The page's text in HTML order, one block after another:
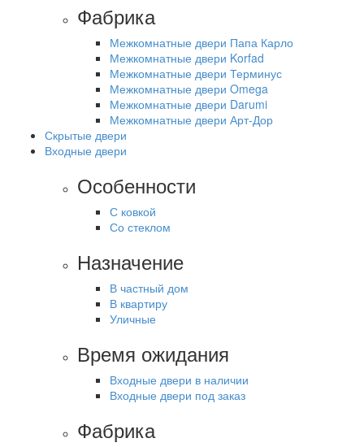
Фабрика
Межкомнатные двери Папа Карло
Межкомнатные двери Korfad
Межкомнатные двери Терминус
Межкомнатные двери Omega
Межкомнатные двери Darumi
Межкомнатные двери Арт-Дор
Скрытые двери
Входные двери
Особенности
С ковкой
Со стеклом
Назначение
В частный дом
В квартиру
Уличные
Время ожидания
Входные двери в наличии
Входные двери под заказ
Фабрика